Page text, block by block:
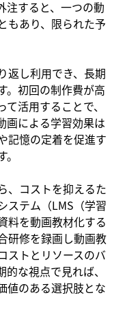
注すると、一つの動
もあり、限られた予
返し利用でき、長期
。初回の制作費が高
活用することで、
画による学習効果は
記憶の定着を促進す
、コストを抑えるた
ステム（LMS（学習
料を動画教材化する
研修を録画し動画教
ストとリソースのバ
な視点で見れば、
値のある選択肢とな